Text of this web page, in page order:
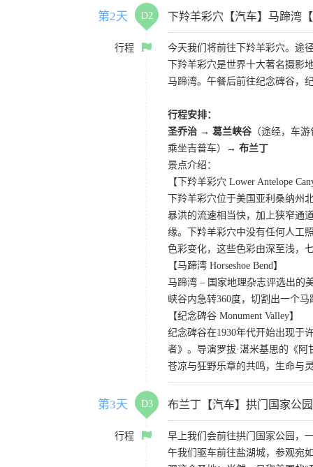
第2天 D2 下羚羊彩穴【汽车】马蹄湾
行程
今天我们将前往下羚羊彩穴。途
下羚羊彩穴是世界十大著名摄
马蹄湾。午餐后前往纪念碑谷，
行程安排：
圣乔治 → 葛兰峡谷 （途经，车
乘坐吉普车）→ 布兰丁
景点介绍：
【下羚羊彩穴 Lower Antelope
下羚羊彩穴位于美国亚利桑纳
暴洪的流速相当快，加上狭窄通
缘。下羚羊彩穴中没有任何人工
色彩变化，这些色彩由深至浅，
【马蹄湾 Horseshoe Bend】
马蹄湾 – 国家地理杂志评选出的
峡谷内急转360度，切割出一个
【纪念碑谷 Monument Valley】
纪念碑谷在1930年代开始出现于
者》。导演罗拔·湛米基思的《
苍凉与狂野乐章的共鸣，生命与
第3天 D3 布兰丁【汽车】拱门国家公
行程
早上我们会前往拱门国家公园，
午我们驱车前往盐湖城，参观宛